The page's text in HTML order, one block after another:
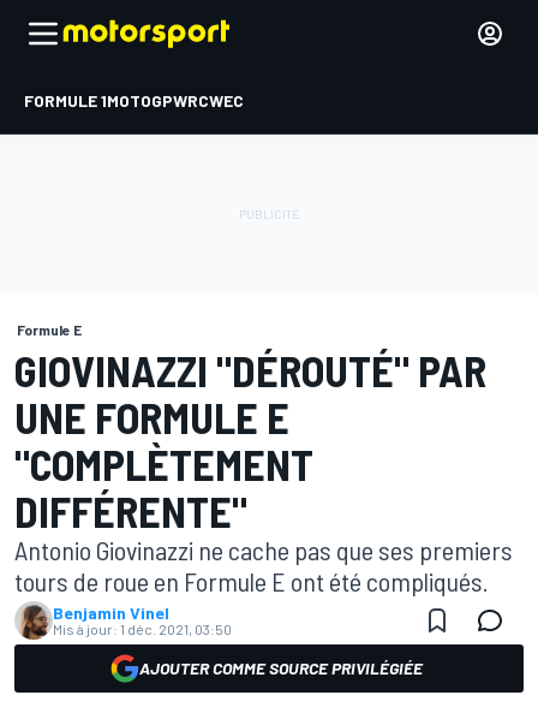
FORMULE 1MOTOGPWRCWEC
Formule E
GIOVINAZZI "DÉROUTÉ" PAR
UNE FORMULE E
"COMPLÈTEMENT
DIFFÉRENTE"
Antonio Giovinazzi ne cache pas que ses premiers
tours de roue en Formule E ont été compliqués.
Benjamin Vinel
Mis à jour: 1 déc. 2021, 03:50
AJOUTER COMME SOURCE PRIVILÉGIÉE